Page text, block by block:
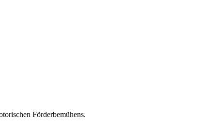
Förderbemühens.